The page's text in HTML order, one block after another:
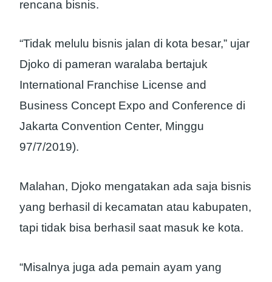
rencana bisnis.
“Tidak melulu bisnis jalan di kota besar,” ujar
Djoko di pameran waralaba bertajuk
International Franchise License and
Business Concept Expo and Conference di
Jakarta Convention Center, Minggu
97/7/2019).
Malahan, Djoko mengatakan ada saja bisnis
yang berhasil di kecamatan atau kabupaten,
tapi tidak bisa berhasil saat masuk ke kota.
“Misalnya juga ada pemain ayam yang